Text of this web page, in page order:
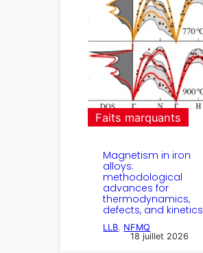
Faits marquants
Magnetism in iron
alloys:
methodological
advances for
thermodynamics,
defects, and kinetics
LLB NFMQ
18 juillet 2026